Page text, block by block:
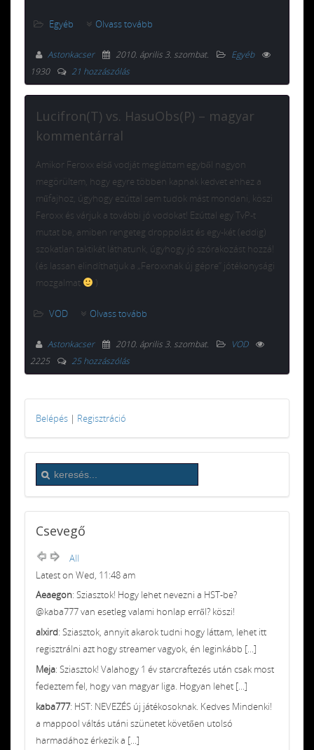
Egyéb Olvass tovább
Astonkacser 2010. április 3. szombat.
Egyéb
1930
21 hozzászólás
Lucifron(T) vs. HasuObs(P) – magyar
kommentárral
Amikor Feroxx első vodját megláttam egyből nagyon
megörültem, hogy egyre többen kapnak kedvet ehhez a
műfajhoz, úgyhogy ezúttal sem tudok mást mondani, köszi
Feroxx és várjuk a további jó vodokat! Ezúttal egy TvP-t
mutat be, amiben rengeteg droppolást és egy-két (eddig)
szokatlan taktikát láthatunk, úgyhogy jó szórakozást hozzá!
(és lassan elindíthatjuk a „Feroxxnak új gépre” jótékonysági
mozgalmat
)
VOD Olvass tovább
Astonkacser 2010. április 3. szombat.
VOD
2225
25 hozzászólás
Belépés | Regisztráció
Csevegő
All
Latest on Wed, 11:48 am
Aeaegon: Sziasztok! Hogy lehet nevezni a HST-be?
@kaba777 van esetleg valami honlap erről? köszi!
alxird: Sziasztok, annyit akarok tudni hogy láttam, lehet itt
regisztrálni azt hogy streamer vagyok, én leginkább [...]
Meja: Sziasztok! Valahogy 1 év starcraftezés után csak most
fedeztem fel, hogy van magyar liga. Hogyan lehet [...]
kaba777: HST: NEVEZÉS új játékosoknak. Kedves Mindenki!
a mappool váltás utáni szünetet követően utolsó
harmadához érkezik a [...]